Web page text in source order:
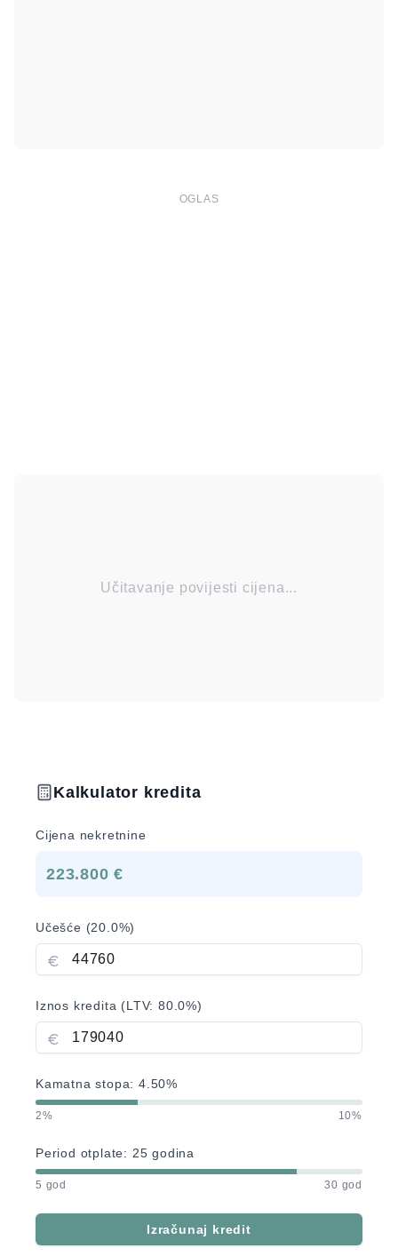
OGLAS
Učitavanje povijesti cijena...
Kalkulator kredita
Cijena nekretnine
223.800 €
Učešće (20.0%)
Iznos kredita (LTV:80.0%)
Kamatna stopa:4.50%
2% 10%
Period otplate: 25 godina
5 god 30 god
Izračunaj kredit